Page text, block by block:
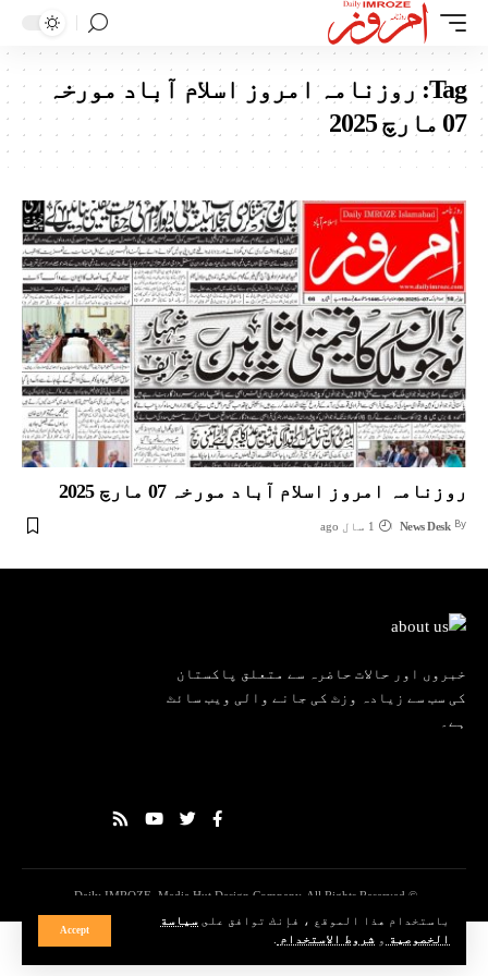
باستخدام هذا الموقع ، فإنك توافق على سياسة
الخصوصية
و شروط الاستخدام
Accept
Tag: روزنامہ امروز اسلام آباد مورخہ
07 مارچ 2025
روزنامہ امروز اسلام آباد مورخہ 07 مارچ 2025
By
News Desk 1 سال ago
خبروں اور حالات حاضرہ سے متعلق پاکستان
کی سب سے زیادہ وزٹ کی جانے والی ویب سائٹ
ہے۔
© Daily IMROZE. Media Hut Design Company. All Rights Reserved.